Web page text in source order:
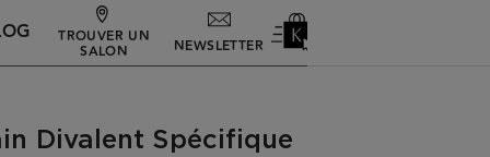
TROUVER UN
SALON NEWSLETTER
Divalent Spécifique